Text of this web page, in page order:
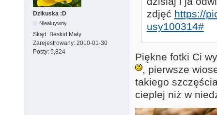
Dzikuska :D
Nieaktywny
Skąd: Beskid Mały
Zarejestrowany: 2010-01-30
Posty: 5,824
zdjęć https://
usy100314#
Piękne fotki Ci
, pierwsze
takiego
cieplej niż w